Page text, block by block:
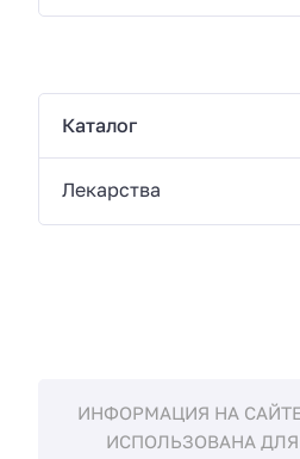
Каталог
Лекарства
ИНФОРМАЦИЯ НА
ИСПОЛЬЗОВАНА